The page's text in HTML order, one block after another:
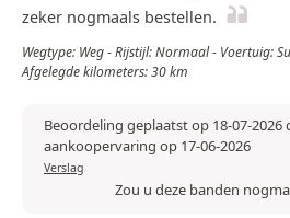
zeker nogmaals bestellen.
Wegtype: Weg - Rijstijl: Normaal - Voertuig:
Afgelegde kilometers: 30 km
Beoordeling geplaatst op 18-07-2026
aankoopervaring op 17-06-2026
Verslag
Zou u deze banden